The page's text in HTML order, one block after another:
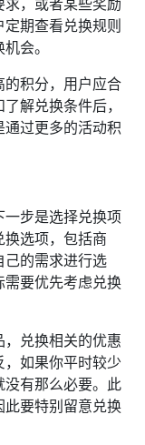
，或者某些奖励
期查看兑换规则
会。
的积分，用户应合
解兑换条件后，
过更多的活动积
一步是选择兑换项
换选项，包括商
己的需求进行选
要优先考虑兑换
兑换相关的优惠
如果你平时较少
有那么必要。此
要特别留意兑换